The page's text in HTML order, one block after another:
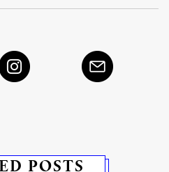
POSTS